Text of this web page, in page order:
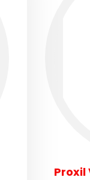
Proxil